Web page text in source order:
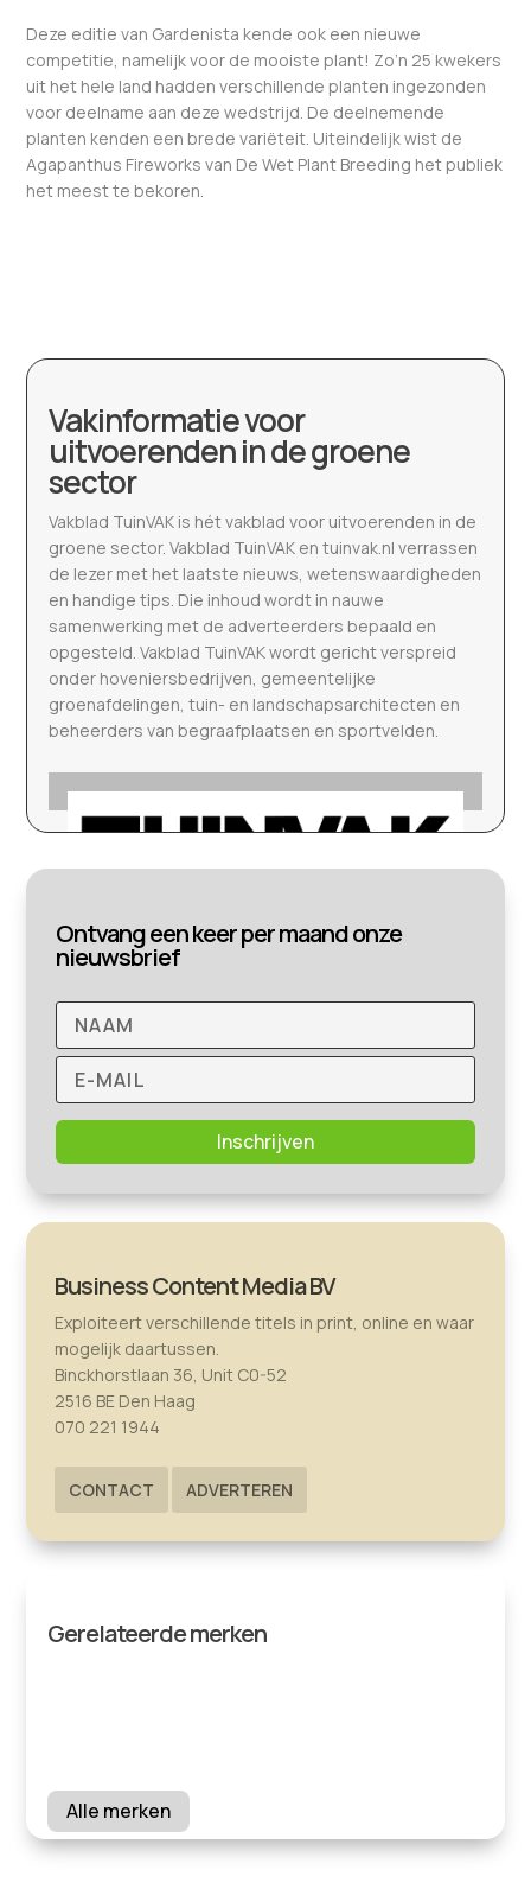
Deze editie van Gardenista kende ook een nieuwe
competitie, namelijk voor de mooiste plant! Zo’n 25 kwekers
uit het hele land hadden verschillende planten ingezonden
voor deelname aan deze wedstrijd. De deelnemende
planten kenden een brede variëteit. Uiteindelijk wist de
Agapanthus Fireworks van De Wet Plant Breeding het publiek
het meest te bekoren.
Vakinformatie voor
uitvoerenden in de groene
sector
Vakblad TuinVAK is hét vakblad voor uitvoerenden in de
groene sector. Vakblad TuinVAK en tuinvak.nl verrassen
de lezer met het laatste nieuws, wetenswaardigheden
en handige tips. Die inhoud wordt in nauwe
samenwerking met de adverteerders bepaald en
opgesteld. Vakblad TuinVAK wordt gericht verspreid
onder hoveniersbedrijven, gemeentelijke
groenafdelingen, tuin- en landschapsarchitecten en
beheerders van begraafplaatsen en sportvelden.
Ontvang een keer per maand onze
nieuwsbrief
Inschrijven
Business Content Media BV
Exploiteert verschillende titels in print, online en waar
mogelijk daartussen.
Binckhorstlaan 36, Unit C0-52
2516 BE Den Haag
070 221 1944
CONTACT ADVERTEREN
Gerelateerde merken
Alle merken